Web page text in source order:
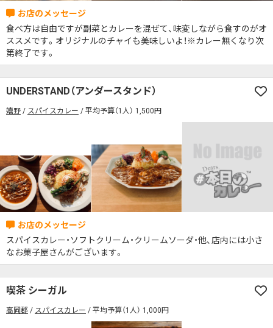
食べ方は自由ですが副菜とカレーを混ぜて、味変しながら食すのがオ
ススメです。オリジナルのチャイも美味しいよ！※カレー無くなり次
第終了です。
UNDERSTAND（アンダースタンド）
嬉野 スパイスカレー 平均予算（1人） 1,500円
スパイスカレー・ソフトクリーム・クリームソーダ・他、店内には小さ
なお菓子屋さんがございます。
喫茶 シーガル
高岡郡 スパイスカレー 平均予算（1人） 1,000円